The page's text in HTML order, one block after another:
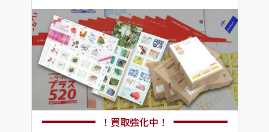
！買取強化中！